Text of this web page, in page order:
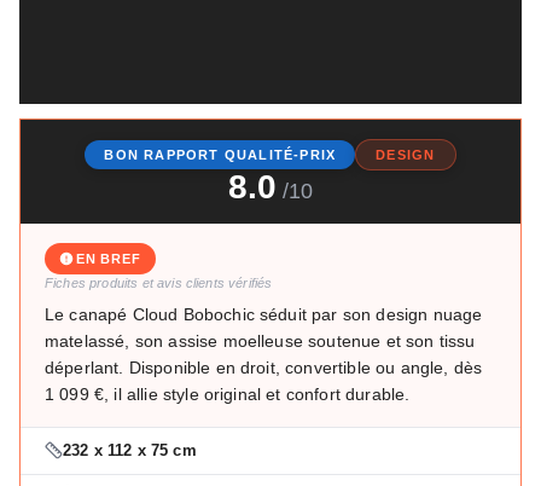
BON RAPPORT QUALITÉ-PRIX DESIGN
8.0 /10
EN BREF
Fiches produits et avis clients vérifiés
Le canapé Cloud Bobochic séduit par son design nuage
matelassé, son assise moelleuse soutenue et son tissu
déperlant. Disponible en droit, convertible ou angle, dès
1 099 €, il allie style original et confort durable.
232 x 112 x 75 cm